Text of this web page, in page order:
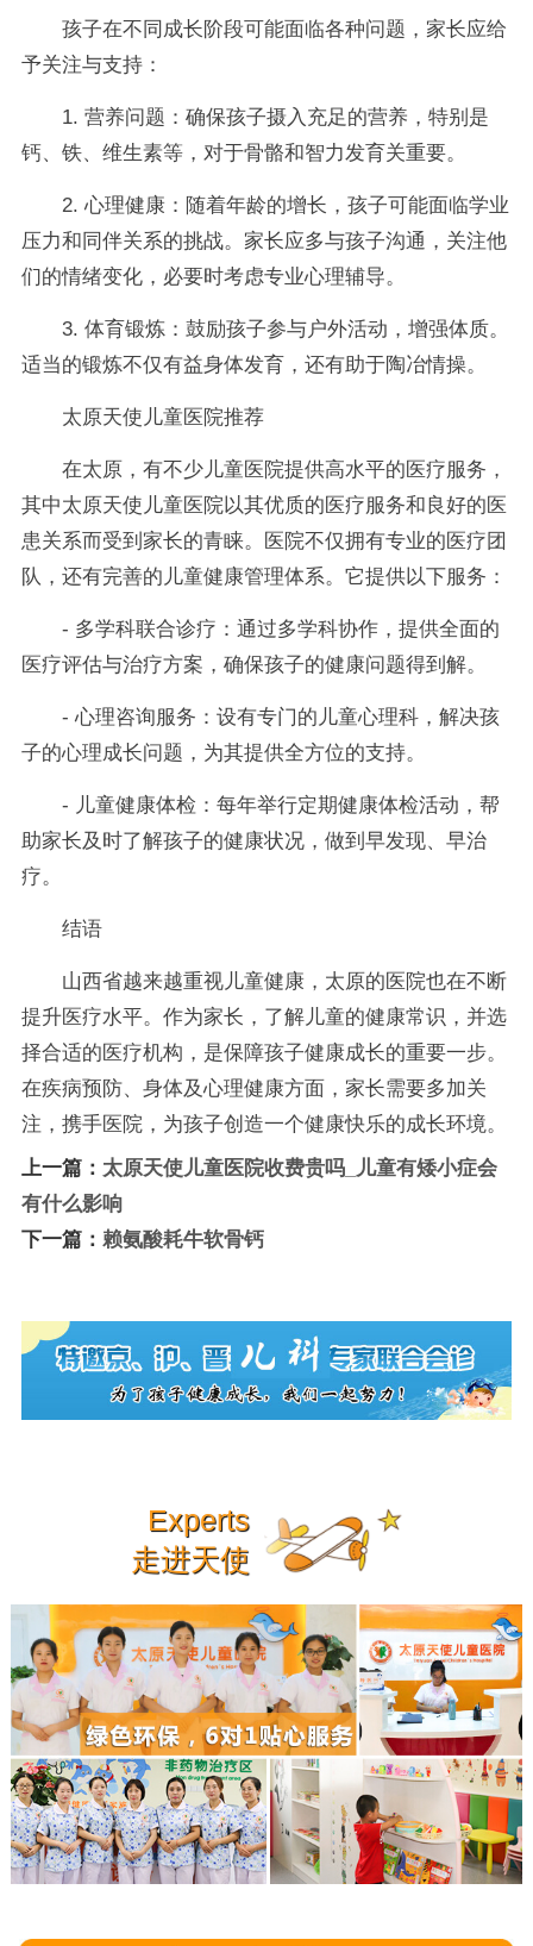
孩子在不同成长阶段可能面临各种问题，家长应给
予关注与支持：
1. 营养问题：确保孩子摄入充足的营养，特别是
钙、铁、维生素等，对于骨骼和智力发育关重要。
2. 心理健康：随着年龄的增长，孩子可能面临学业
压力和同伴关系的挑战。家长应多与孩子沟通，关注他
们的情绪变化，必要时考虑专业心理辅导。
3. 体育锻炼：鼓励孩子参与户外活动，增强体质。
适当的锻炼不仅有益身体发育，还有助于陶冶情操。
太原天使儿童医院推荐
在太原，有不少儿童医院提供高水平的医疗服务，
其中太原天使儿童医院以其优质的医疗服务和良好的医
患关系而受到家长的青睐。医院不仅拥有专业的医疗团
队，还有完善的儿童健康管理体系。它提供以下服务：
- 多学科联合诊疗：通过多学科协作，提供全面的
医疗评估与治疗方案，确保孩子的健康问题得到解。
- 心理咨询服务：设有专门的儿童心理科，解决孩
子的心理成长问题，为其提供全方位的支持。
- 儿童健康体检：每年举行定期健康体检活动，帮
助家长及时了解孩子的健康状况，做到早发现、早治
疗。
结语
山西省越来越重视儿童健康，太原的医院也在不断
提升医疗水平。作为家长，了解儿童的健康常识，并选
择合适的医疗机构，是保障孩子健康成长的重要一步。
在疾病预防、身体及心理健康方面，家长需要多加关
注，携手医院，为孩子创造一个健康快乐的成长环境。
上一篇： 太原天使儿童医院收费贵吗_儿童有矮小症会
有什么影响
下一篇： 赖氨酸耗牛软骨钙
Experts
走进天使